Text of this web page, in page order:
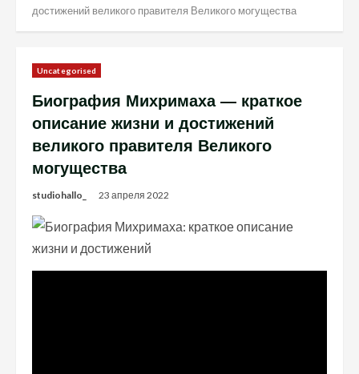
достижений великого правителя Великого могущества
Uncategorised
Биография Михримаха — краткое
описание жизни и достижений
великого правителя Великого
могущества
studiohallo_ 23 апреля 2022